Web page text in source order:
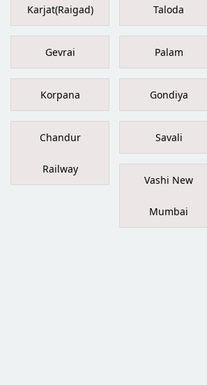
Karjat(Raigad) Taloda
Gevrai Palam
Korpana Gondiya
Chandur
Railway
Savali
Vashi New
Mumbai